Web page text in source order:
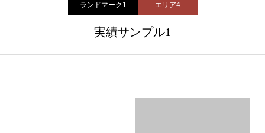
ランドマーク1 エリア4
実績サンプル1